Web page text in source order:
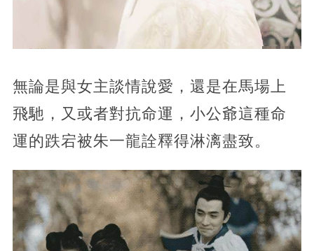
無論是與女主談情說愛，還是在馬場上
飛馳，又或者對抗命運，小公爺這種命
運的跌宕被朱一龍詮釋得淋漓盡致。